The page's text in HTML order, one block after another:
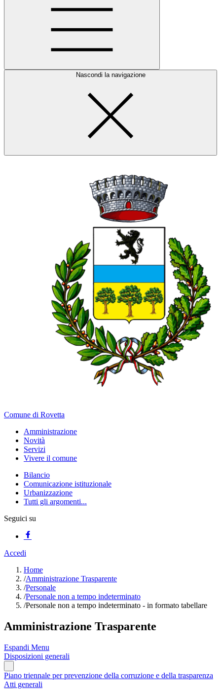
Nascondi la navigazione
Comune di Rovetta
Amministrazione
Novità
Servizi
Vivere il comune
Bilancio
Comunicazione istituzionale
Urbanizzazione
Tutti gli argomenti...
Seguici su
Accedi
Home
/Amministrazione Trasparente
/Personale
/Personale non a tempo indeterminato
/Personale non a tempo indeterminato - in formato tabellare
Amministrazione Trasparente
Espandi Menu
Disposizioni generali
Piano triennale per prevenzione della corruzione e della trasparenza
Atti generali